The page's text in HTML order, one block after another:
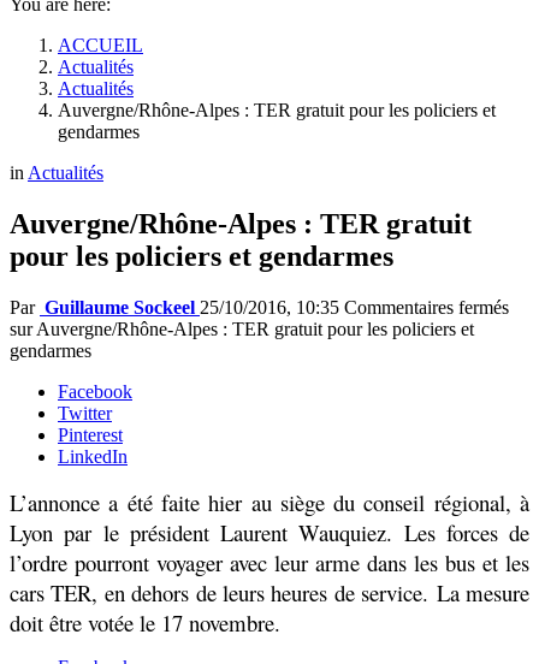
You are here:
ACCUEIL
Actualités
Actualités
Auvergne/Rhône-Alpes : TER gratuit pour les policiers et
gendarmes
inActualités
Auvergne/Rhône-Alpes : TER gratuit
pour les policiers et gendarmes
Par Guillaume Sockeel 25/10/2016, 10:35 Commentaires fermés
sur Auvergne/Rhône-Alpes : TER gratuit pour les policiers et
gendarmes
Facebook
Twitter
Pinterest
LinkedIn
L’annonce a été faite hier au siège du conseil régional, à
Lyon par le président Laurent Wauquiez. Les forces de
l’ordre pourront voyager avec leur arme dans les bus et les
cars TER, en dehors de leurs heures de service. La mesure
doit être votée le 17 novembre.